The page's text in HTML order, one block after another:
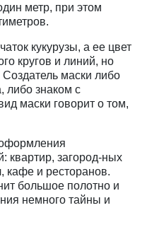
метр, при этом
кукурузы, а ее цвет
кругов и линий, но
Создатель маски либо
либо знаком с
маски говорит о том,
загород-ных
кафе и ресторанов.
большое полотно и
немного тайны и